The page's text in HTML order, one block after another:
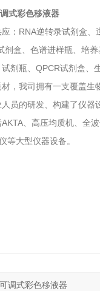
式彩色移液器
RNA逆转录试剂盒、
剂盒、色谱进样瓶、培养
剂瓶、QPCR试剂盒、
，我司拥有一支覆盖生
员的研发、构建了仪器
、高压均质机、全
等大型仪器设备。